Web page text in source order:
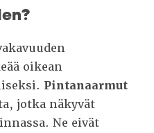
oikean
Pintanaarmut
jotka näkyvät
Ne eivät